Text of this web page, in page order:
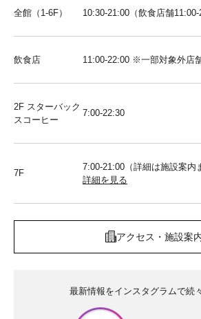
全館（1-6F） 10:30-21:00（飲食店舗11:00-
飲食店 11:00-22:00 ※一部対象外店
2F スターバック
スコーヒー
7:00-22:30
7F
7:00-21:00（詳細は施設案内
詳細を見る
アクセス・施設案
最新情報をインスタグラムで続